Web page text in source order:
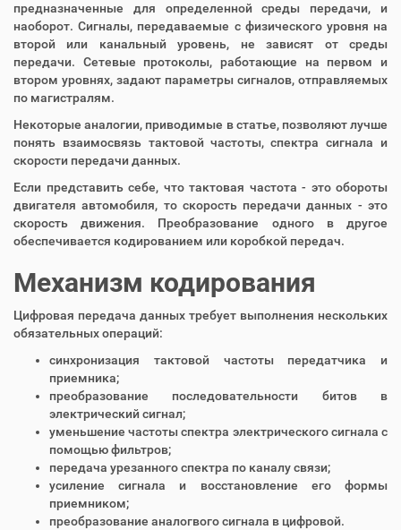
предназначенные для определенной среды передачи, и
наоборот. Сигналы, передаваемые с физического уровня на
второй или канальный уровень, не зависят от среды
передачи. Сетевые протоколы, работающие на первом и
втором уровнях, задают параметры сигналов, отправляемых
по магистралям.
Некоторые аналогии, приводимые в статье, позволяют лучше
понять взаимосвязь тактовой частоты, спектра сигнала и
скорости передачи данных.
Если представить себе, что тактовая частота - это обороты
двигателя автомобиля, то скорость передачи данных - это
скорость движения. Преобразование одного в другое
обеспечивается кодированием или коробкой передач.
Механизм кодирования
Цифровая передача данных требует выполнения нескольких
обязательных операций:
синхронизация тактовой частоты передатчика и
приемника;
преобразование последовательности битов в
электрический сигнал;
уменьшение частоты спектра электрического сигнала с
помощью фильтров;
передача урезанного спектра по каналу связи;
усиление сигнала и восстановление его формы
приемником;
преобразование аналогвого сигнала в цифровой.